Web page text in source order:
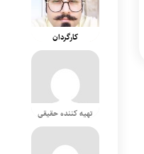
کارگردان
تهیه کننده حقیقی